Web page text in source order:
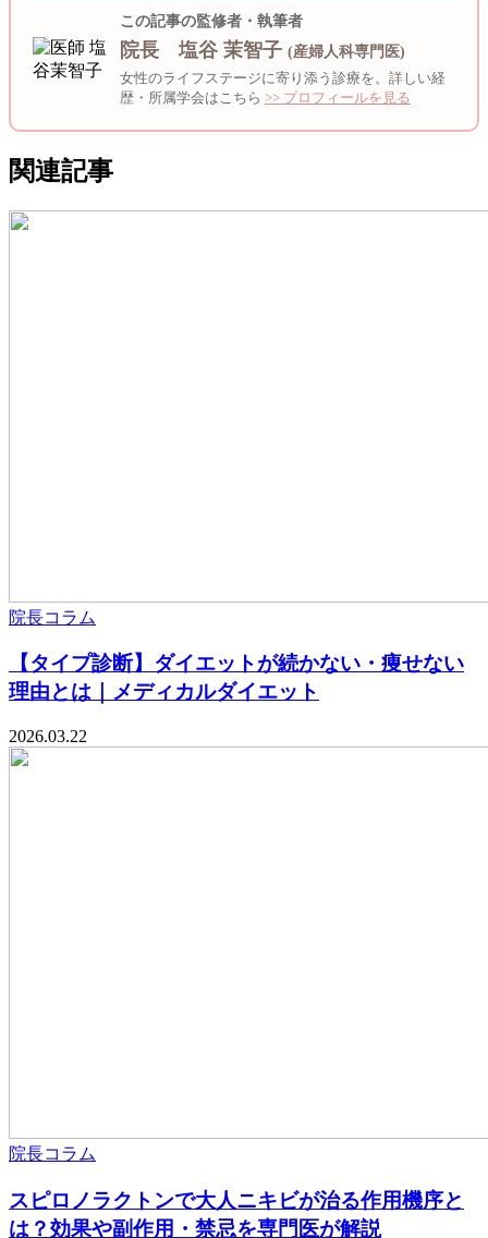
この記事の監修者・執筆者
院長 塩谷 茉智子 (産婦人科専門医)
女性のライフステージに寄り添う診療を。詳しい経
歴・所属学会はこちら >> プロフィールを見る
関連記事
院長コラム
【タイプ診断】ダイエットが続かない・痩せない
理由とは｜メディカルダイエット
2026.03.22
院長コラム
スピロノラクトンで大人ニキビが治る作用機序と
は？効果や副作用・禁忌を専門医が解説